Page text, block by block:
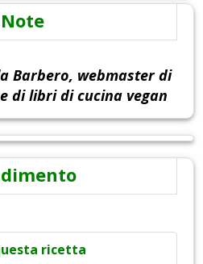
Note
Barbero, webmaster di
di libri di cucina vegan
ricetta